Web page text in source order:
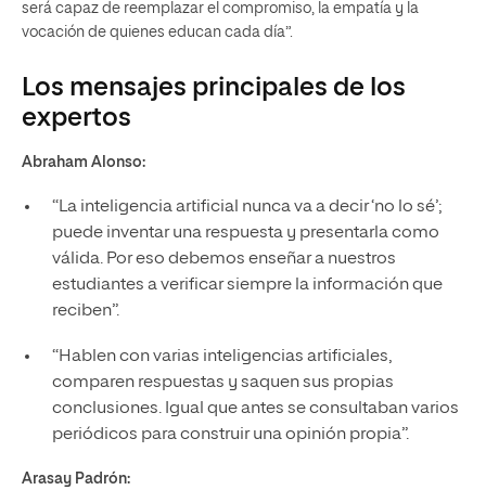
será capaz de reemplazar el compromiso, la empatía y la
vocación de quienes educan cada día”.
Los mensajes principales de los
expertos
Abraham Alonso:
“La inteligencia artificial nunca va a decir ‘no lo sé’;
puede inventar una respuesta y presentarla como
válida. Por eso debemos enseñar a nuestros
estudiantes a verificar siempre la información que
reciben”.
“Hablen con varias inteligencias artificiales,
comparen respuestas y saquen sus propias
conclusiones. Igual que antes se consultaban varios
periódicos para construir una opinión propia”.
Arasay Padrón: